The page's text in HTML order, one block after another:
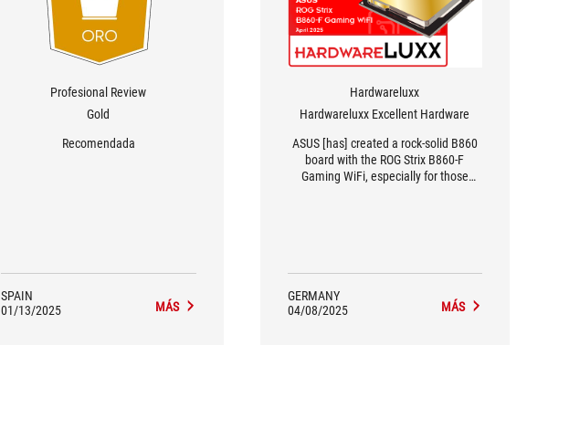
Profesional Review
Gold
Recomendada
SPAIN
01/13/2025
MÁS
Hardwareluxx
Hardwareluxx Excellent Hardware
ASUS [has] created a rock-solid B860
board with the ROG Strix B860-F
Gaming WiFi, especially for those
GERMANY
04/08/2025
MÁS